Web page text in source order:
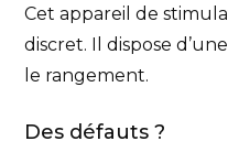
Cet appareil de
discret. Il dispose
le rangement.
Des défauts ?